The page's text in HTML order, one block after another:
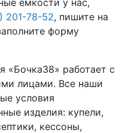
ёмкости у нас,
201-78-52, пишите на
форму
«Бочка38» работает с
лицами. Все наши
условия
изделия: купели,
кессоны,